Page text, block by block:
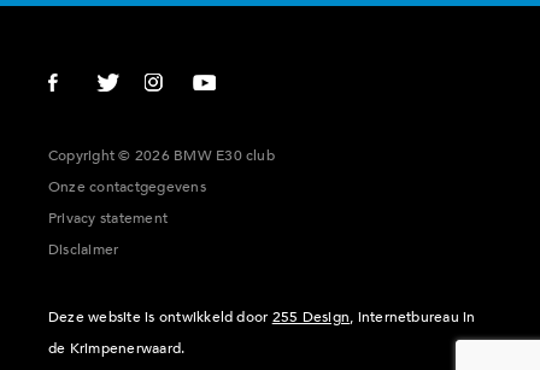
Copyright © 2026 BMW E30 club
Onze contactgegevens
Privacy statement
Disclaimer
Deze website is ontwikkeld door 255 Design, internetbureau in
de Krimpenerwaard.